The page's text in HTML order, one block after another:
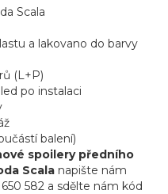
Scala
a lakovano do barvy
(L+P)
po instalaci
balení)
spoilery předního
Scala napište nám
582 a sdělte nám kód